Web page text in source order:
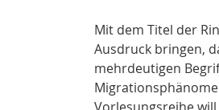
Mit dem Titel der
Ausdruck bringen,
mehrdeutigen
Vorlesungsreihe